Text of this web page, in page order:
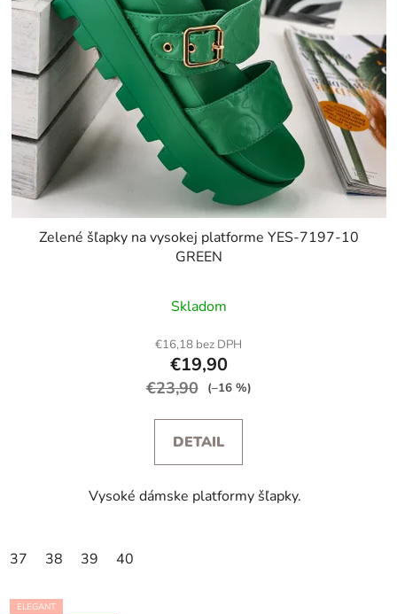
Zelené šľapky na vysokej platforme YES-7197-10
GREEN
Skladom
€16,18 bez DPH
€19,90
€23,90 (–16 %)
DETAIL
Vysoké dámske platformy šľapky.
37 38 39 40
ELEGANT